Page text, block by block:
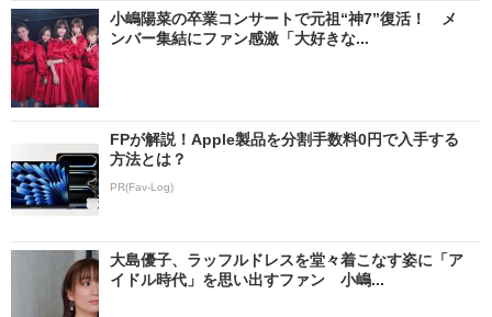
小嶋陽菜の卒業コンサートで元祖“神7”復活！ メ
ンバー集結にファン感激「大好きな...
FPが解説！Apple製品を分割手数料0円で入手する
方法とは？
PR(Fav-Log)
大島優子、ラッフルドレスを堂々着こなす姿に「ア
イドル時代」を思い出すファン 小嶋...